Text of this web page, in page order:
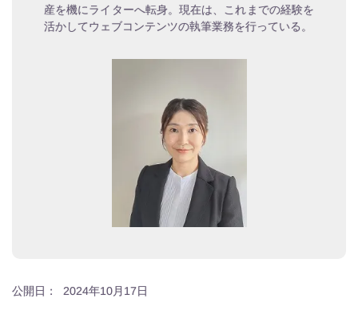
産を機にライターへ転身。現在は、これまでの経験を
活かしてウェブコンテンツの執筆業務を行っている。
公開日： 2024年10月17日